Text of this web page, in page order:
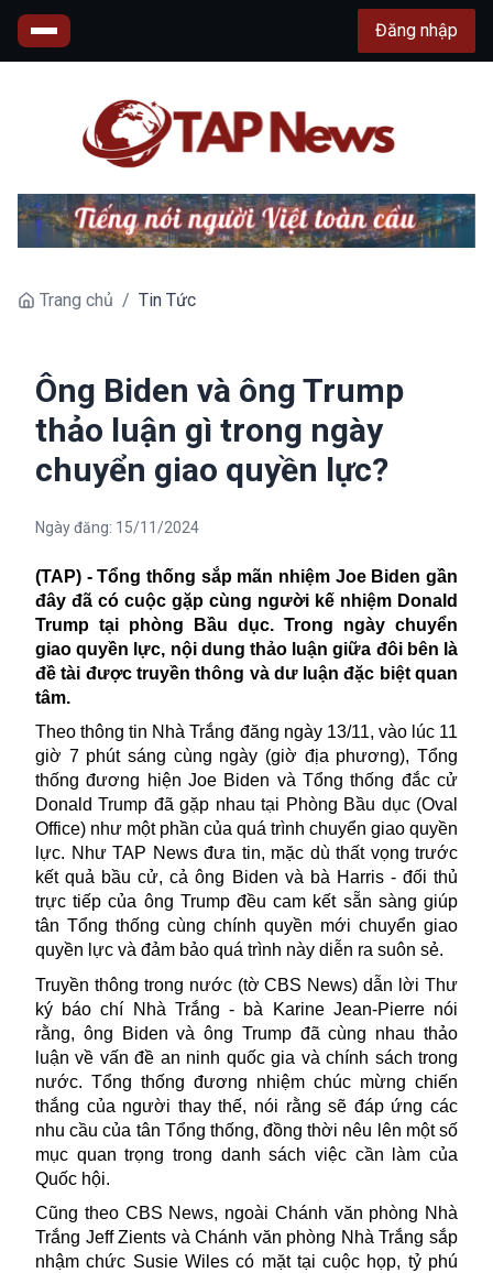
Đăng nhập
Trang chủ / Tin Tức
Ông Biden và ông Trump
thảo luận gì trong ngày
chuyển giao quyền lực?
Ngày đăng: 15/11/2024
(TAP) - Tổng thống sắp mãn nhiệm Joe Biden gần
đây đã có cuộc gặp cùng người kế nhiệm Donald
Trump tại phòng Bầu dục. Trong ngày chuyển
giao quyền lực, nội dung thảo luận giữa đôi bên là
đề tài được truyền thông và dư luận đặc biệt quan
tâm.
Theo thông tin Nhà Trắng đăng ngày 13/11, vào lúc 11
giờ 7 phút sáng cùng ngày (giờ địa phương), Tổng
thống đương hiện Joe Biden và Tổng thống đắc cử
Donald Trump đã gặp nhau tại Phòng Bầu dục (Oval
Office) như một phần của quá trình chuyển giao quyền
lực. Như TAP News đưa tin, mặc dù thất vọng trước
kết quả bầu cử, cả ông Biden và bà Harris - đối thủ
trực tiếp của ông Trump đều cam kết sẵn sàng giúp
tân Tổng thống cùng chính quyền mới chuyển giao
quyền lực và đảm bảo quá trình này diễn ra suôn sẻ.
Truyền thông trong nước (tờ CBS News) dẫn lời Thư
ký báo chí Nhà Trắng - bà Karine Jean-Pierre nói
rằng, ông Biden và ông Trump đã cùng nhau thảo
luận về vấn đề an ninh quốc gia và chính sách trong
nước. Tổng thống đương nhiệm chúc mừng chiến
thắng của người thay thế, nói rằng sẽ đáp ứng các
nhu cầu của tân Tổng thống, đồng thời nêu lên một số
mục quan trọng trong danh sách việc cần làm của
Quốc hội.
Cũng theo CBS News, ngoài Chánh văn phòng Nhà
Trắng Jeff Zients và Chánh văn phòng Nhà Trắng sắp
nhậm chức Susie Wiles có mặt tại cuộc họp, tỷ phú